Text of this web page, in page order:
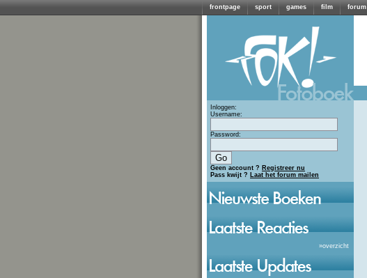
frontpage sport games film forum
Inloggen:
Username:
Password:
Geen account ? Registreer nu
Pass kwijt ? Laat het forum mailen
»overzicht